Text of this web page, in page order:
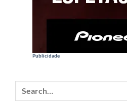
Publicidade